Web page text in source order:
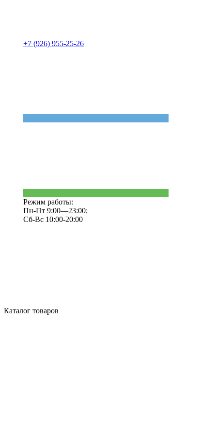
+7 (926) 955-25-26
Режим работы:
Пн-Пт 9:00—23:00;
Сб-Вс 10:00-20:00
Каталог товаров